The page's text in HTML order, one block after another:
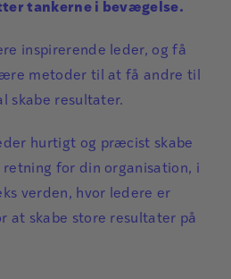
tankerne i bevægelse.
inspirerende leder, og få
metoder til at få andre til
skabe resultater.
hurtigt og præcist skabe
for din organisation, i
verden, hvor ledere er
at skabe store resultater på